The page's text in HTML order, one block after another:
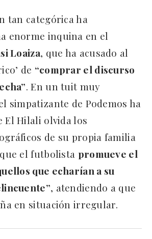
tan categórica ha
enorme inquina en el
Loaiza, que ha acusado al
de “comprar el discurso
. En un tuit muy
simpatizante de Podemos ha
El Hilali olvida los
de su propia familia
el futbolista promueve el
que echarían a su
, atendiendo a que
en situación irregular.